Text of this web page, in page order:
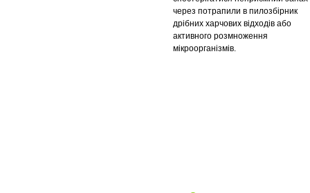
через потрапили в пилозбірник
дрібних харчових відходів або
активного розмноження
мікроорганізмів.